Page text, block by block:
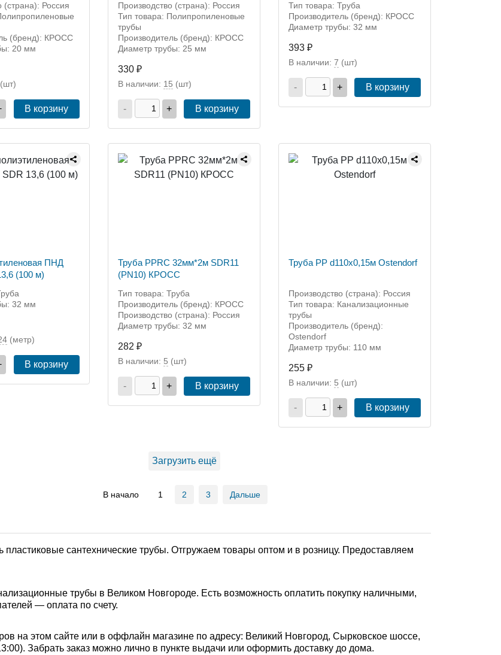
(страна): Россия
(бренд): КРОСС
20 мм
(шт)
В корзину
Производство (страна): Россия
Тип товара: Полипропиленовые
трубы
Производитель (бренд): КРОСС
Диаметр трубы: 25 мм
330 ₽
В наличии: 15 (шт)
- + В корзину
60111
Тип товара: Труба
Производитель (бренд): КРОСС
Диаметр трубы: 32 мм
393 ₽
В наличии: 7 (шт)
- + В корзину
ПНД
(100 м)
32 мм
(метр)
В корзину
Труба PPRC 32мм*2м SDR11
(PN10) КРОСС
Тип товара: Труба
Производитель (бренд): КРОСС
Производство (страна): Россия
Диаметр трубы: 32 мм
282 ₽
В наличии: 5 (шт)
- + В корзину
Труба PP d110х0,15м Ostendorf
Производство (страна): Россия
Тип товара: Канализационные
трубы
Производитель (бренд):
Ostendorf
Диаметр трубы: 110 мм
255 ₽
В наличии: 5 (шт)
- + В корзину
Загрузить ещё
В начало 1 2 3 Дальше
пластиковые сантехнические трубы. Отгружаем товары оптом и в розницу. Предоставляем
трубы в Великом Новгороде. Есть возможность оплатить покупку наличными,
— оплата по счету.
на этом сайте или в оффлайн магазине по адресу: Великий Новгород, Сырковское шоссе,
Забрать заказ можно лично в пункте выдачи или оформить доставку до дома.